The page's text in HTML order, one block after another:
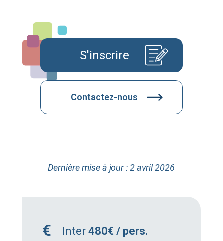
S'inscrire
Contactez-nous
Dernière mise à jour : 2 avril 2026
Inter 480€ / pers.